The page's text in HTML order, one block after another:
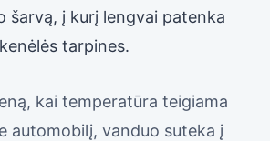
šarvą, į kurį lengvai patenka
tarpines.
kai temperatūra teigiama
automobilį, vanduo suteka į